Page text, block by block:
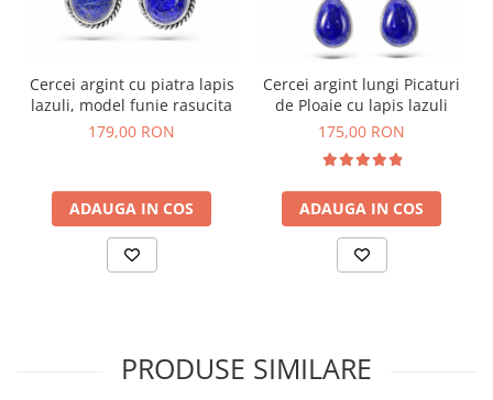
Cercei argint cu piatra lapis
lazuli, model funie rasucita
179,00 RON
ADAUGA IN COS
Cercei argint lungi Picaturi
de Ploaie cu lapis lazuli
175,00 RON
ADAUGA IN COS
PRODUSE SIMILARE